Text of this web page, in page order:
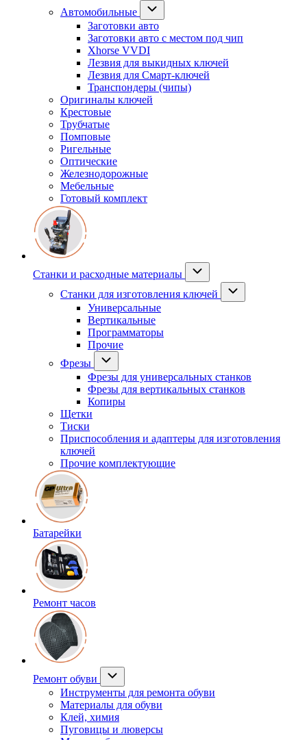
Автомобильные
Заготовки авто
Заготовки авто с местом под чип
Xhorse VVDI
Лезвия для выкидных ключей
Лезвия для Смарт-ключей
Транспондеры (чипы)
Оригиналы ключей
Крестовые
Трубчатые
Помповые
Ригельные
Оптические
Железнодорожные
Мебельные
Готовый комплект
Станки и расходные материалы
Станки для изготовления ключей
Универсальные
Вертикальные
Программаторы
Прочие
Фрезы
Фрезы для универсальных станков
Фрезы для вертикальных станков
Копиры
Щетки
Тиски
Приспособления и адаптеры для изготовления
ключей
Прочие комплектующие
Батарейки
Ремонт часов
Ремонт обуви
Инструменты для ремонта обуви
Материалы для обуви
Клей, химия
Пуговицы и люверсы